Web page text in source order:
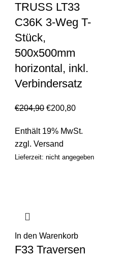
TRUSS LT33
C36K 3-Weg T-
Stück,
500x500mm
horizontal, inkl.
Verbindersatz
€204,90 €200,80
Enthält 19% MwSt.
zzgl. Versand
Lieferzeit: nicht angegeben
In den Warenkorb
F33 Traversen